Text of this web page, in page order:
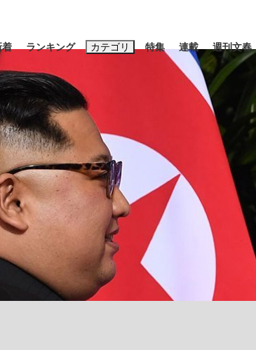
着 ランキング カテゴリ
ープ エンタメ
の桁は一つ多くてもいい」時価総額が一時トヨタ超え...
特集 連載 週刊文春
おすすめのキーワードタグ一覧
#藤田晋 #三山凌輝 #高市早苗 #後藤真希
#玉木雄一郎
#亀和田武